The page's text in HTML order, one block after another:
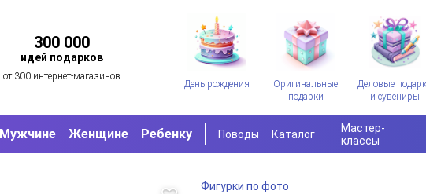
300 000
идей подарков
от 300 интернет-магазинов
День рождения
Оригинальные
подарки
Деловые
и сувениры
Мужчине Женщине Ребенку Поводы Каталог
Мастер-
классы
Фигурки по фото